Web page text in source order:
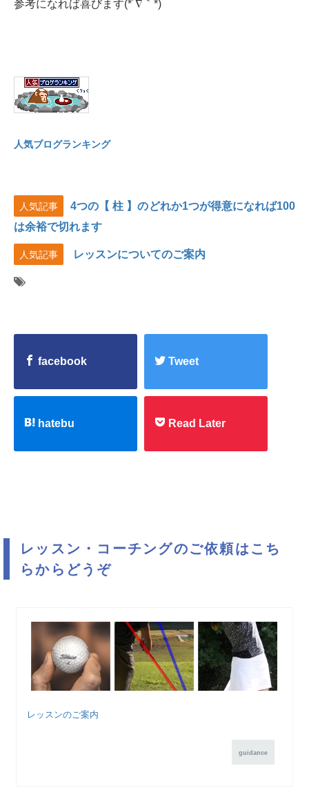
参考になれば喜びます(*´∇｀*)
人気ブログランキング
人気記事
4つの【 柱 】のどれか1つが得意になれば100
は余裕で切れます
人気記事 レッスンについてのご案内
facebook Tweet
hatebu Read Later
レッスン・コーチングのご依頼はこち
らからどうぞ
レッスンのご案内
guidance